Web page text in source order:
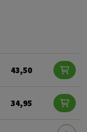
43,50
34,95